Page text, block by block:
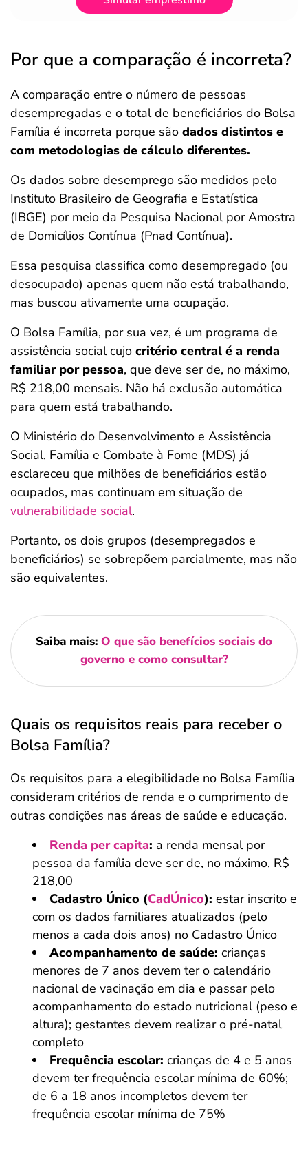
Por que a comparação é incorreta?
A comparação entre o número de pessoas
desempregadas e o total de beneficiários do Bolsa
Família é incorreta porque são dados distintos e
com metodologias de cálculo diferentes.
Os dados sobre desemprego são medidos pelo
Instituto Brasileiro de Geografia e Estatística
(IBGE) por meio da Pesquisa Nacional por Amostra
de Domicílios Contínua (Pnad Contínua).
Essa pesquisa classifica como desempregado (ou
desocupado) apenas quem não está trabalhando,
mas buscou ativamente uma ocupação.
O Bolsa Família, por sua vez, é um programa de
assistência social cujo critério central é a renda
familiar por pessoa, que deve ser de, no máximo,
R$ 218,00 mensais. Não há exclusão automática
para quem está trabalhando.
O Ministério do Desenvolvimento e Assistência
Social, Família e Combate à Fome (MDS) já
esclareceu que milhões de beneficiários estão
ocupados, mas continuam em situação de
vulnerabilidade social.
Portanto, os dois grupos (desempregados e
beneficiários) se sobrepõem parcialmente, mas não
são equivalentes.
Saiba mais: O que são benefícios sociais do
governo e como consultar?
Quais os requisitos reais para receber o
Bolsa Família?
Os requisitos para a elegibilidade no Bolsa Família
consideram critérios de renda e o cumprimento de
outras condições nas áreas de saúde e educação.
Renda per capita: a renda mensal por
pessoa da família deve ser de, no máximo, R$
218,00
Cadastro Único (CadÚnico): estar inscrito e
com os dados familiares atualizados (pelo
menos a cada dois anos) no Cadastro Único
Acompanhamento de saúde: crianças
menores de 7 anos devem ter o calendário
nacional de vacinação em dia e passar pelo
acompanhamento do estado nutricional (peso e
altura); gestantes devem realizar o pré-natal
completo
Frequência escolar: crianças de 4 e 5 anos
devem ter frequência escolar mínima de 60%;
de 6 a 18 anos incompletos devem ter
frequência escolar mínima de 75%